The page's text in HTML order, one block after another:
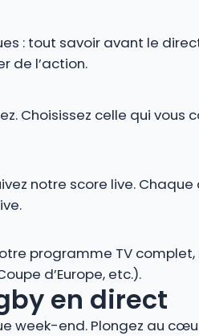
: tout savoir avant le
de l’action.
Choisissez celle qui vous
notre score live.
programme TV complet,
d’Europe, etc.).
en direct
end. Plongez au